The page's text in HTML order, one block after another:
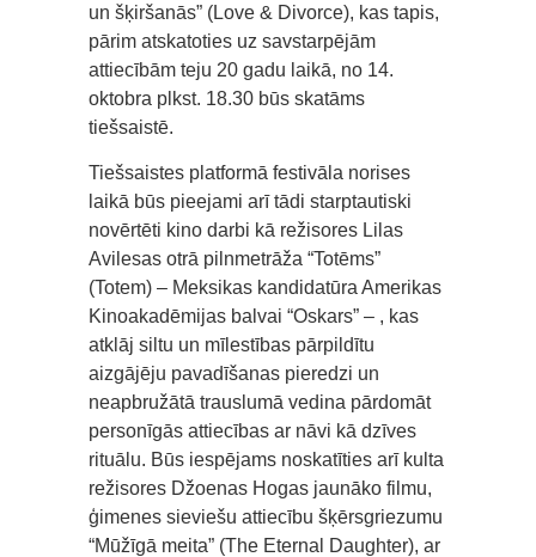
un šķiršanās” (Love & Divorce), kas tapis,
pārim atskatoties uz savstarpējām
attiecībām teju 20 gadu laikā, no 14.
oktobra plkst. 18.30 būs skatāms
tiešsaistē.
Tiešsaistes platformā festivāla norises
laikā būs pieejami arī tādi starptautiski
novērtēti kino darbi kā režisores Lilas
Avilesas otrā pilnmetrāža “Totēms”
(Totem) – Meksikas kandidatūra Amerikas
Kinoakadēmijas balvai “Oskars” – , kas
atklāj siltu un mīlestības pārpildītu
aizgājēju pavadīšanas pieredzi un
neapbružātā trauslumā vedina pārdomāt
personīgās attiecības ar nāvi kā dzīves
rituālu. Būs iespējams noskatīties arī kulta
režisores Džoenas Hogas jaunāko filmu,
ģimenes sieviešu attiecību šķērsgriezumu
“Mūžīgā meita” (The Eternal Daughter), ar